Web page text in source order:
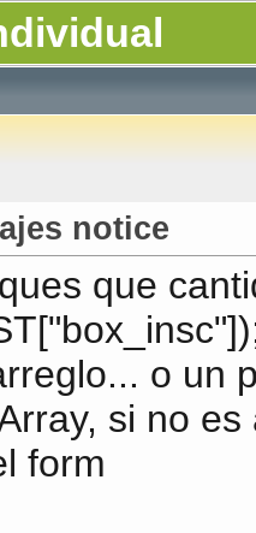
notice
que
o un
si no
form